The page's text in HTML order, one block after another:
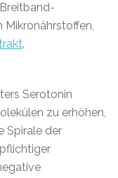
.
Serotonin
zu erhöhen,
Spirale der